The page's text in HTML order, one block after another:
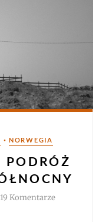
• NORWEGIA
PODRÓŻ
19 Komentarzedo